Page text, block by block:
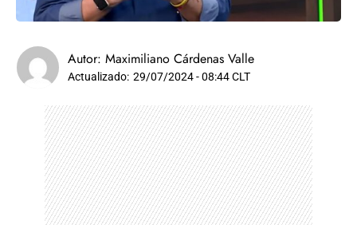
Autor: Maximiliano Cárdenas Valle
Actualizado: 29/07/2024 - 08:44 CLT